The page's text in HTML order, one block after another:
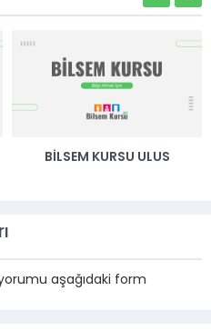
BILSEM KURSU ULUS
aşağıdaki form